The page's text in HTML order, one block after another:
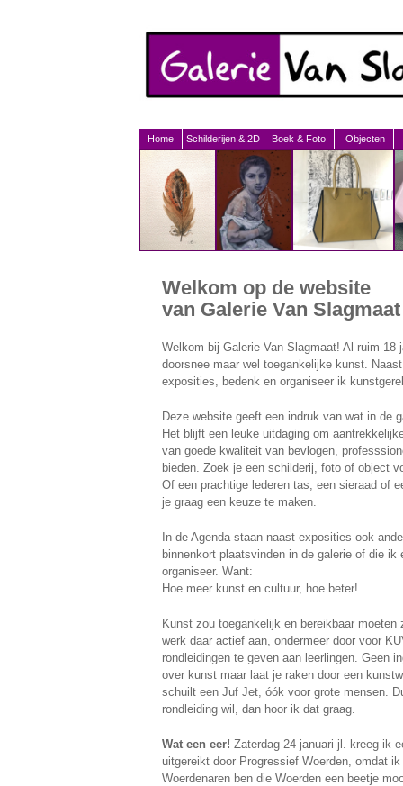
Home Schilderijen & 2D Boek & Foto Objecten
Welkom op de website
van Galerie Van Slagmaat
Welkom bij Galerie Van Slagmaat! Al ruim 18
doorsnee maar wel toegankelijke kunst.
exposities, bedenk en organiseer ik
Deze website geeft een indruk van wat in de
Het blijft een leuke uitdaging om
van goede kwaliteit van bevlogen,
bieden. Zoek je een schilderij, foto of object
Of een prachtige lederen tas, een sieraad of
je graag een keuze te maken.
In de Agenda staan naast exposities ook
binnenkort plaatsvinden in de galerie of die ik
organiseer. Want:
Hoe meer kunst en cultuur, hoe beter!
Kunst zou toegankelijk en bereikbaar moeten
werk daar actief aan, ondermeer door voor
rondleidingen te geven aan leerlingen. Geen
over kunst maar laat je raken door een
schuilt een Juf Jet, óók voor grote mensen.
rondleiding wil, dan hoor ik dat graag.
Wat een eer! Zaterdag 24 januari jl. kreeg ik
uitgereikt door Progressief Woerden, omdat
Woerdenaren ben die Woerden een beetje